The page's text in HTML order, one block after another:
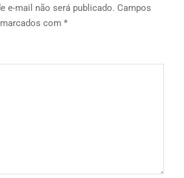
e-mail não será publicado. Campos
com *